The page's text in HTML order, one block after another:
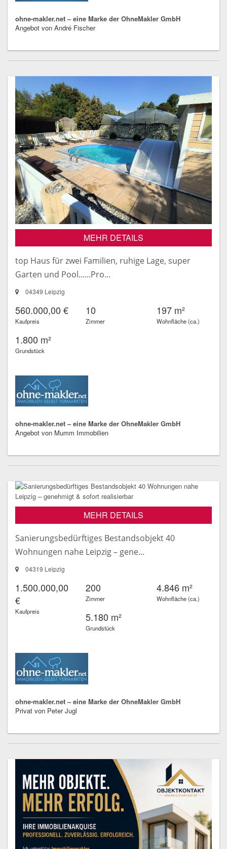
ohne-makler.net – eine Marke der OhneMakler GmbH
Angebot von André Fischer
MEHR DETAILS
top Haus für zwei Familien, ruhige Lage, super
Garten und Pool......Pro...
04349 Leipzig
560.000,00 €
Kaufpreis
10
Zimmer
197 m²
Wohnfläche (ca.)
1.800 m²
Grundstück
ohne-makler.net – eine Marke der OhneMakler GmbH
Angebot von Mumm Immobilien
MEHR DETAILS
Sanierungsbedürftiges Bestandsobjekt 40
Wohnungen nahe Leipzig – gene...
04319 Leipzig
1.500.000,00
€
Kaufpreis
200
Zimmer
4.846 m²
Wohnfläche (ca.)
5.180 m²
Grundstück
ohne-makler.net – eine Marke der OhneMakler GmbH
Privat von Peter Jugl